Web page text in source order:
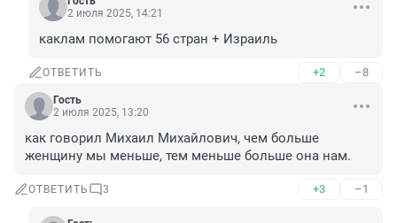
2 июля 2025, 14:21
каклам помогают 56 стран + Израиль
ОТВЕТИТЬ +2 –8
Гость
2 июля 2025, 13:20
как говорил Михаил Михайлович, чем больше
женщину мы меньше, тем меньше больше она нам.
ОТВЕТИТЬ 3 +3 –1